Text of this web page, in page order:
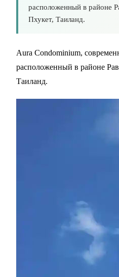
расположенный в районе
Пхукет, Таиланд.
Aura Condominium,
расположенный в районе
Таиланд.